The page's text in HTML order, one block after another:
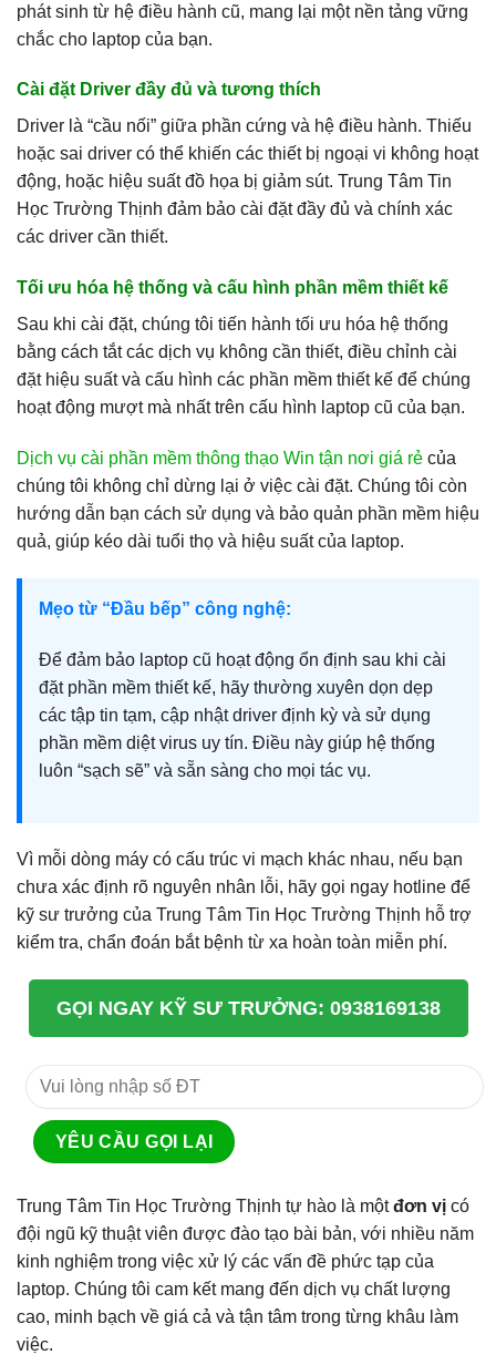
phát sinh từ hệ điều hành cũ, mang lại một nền tảng vững
chắc cho laptop của bạn.
Cài đặt Driver đầy đủ và tương thích
Driver là “cầu nối” giữa phần cứng và hệ điều hành. Thiếu
hoặc sai driver có thể khiến các thiết bị ngoại vi không hoạt
động, hoặc hiệu suất đồ họa bị giảm sút. Trung Tâm Tin
Học Trường Thịnh đảm bảo cài đặt đầy đủ và chính xác
các driver cần thiết.
Tối ưu hóa hệ thống và cấu hình phần mềm thiết kế
Sau khi cài đặt, chúng tôi tiến hành tối ưu hóa hệ thống
bằng cách tắt các dịch vụ không cần thiết, điều chỉnh cài
đặt hiệu suất và cấu hình các phần mềm thiết kế để chúng
hoạt động mượt mà nhất trên cấu hình laptop cũ của bạn.
Dịch vụ cài phần mềm thông thạo Win tận nơi giá rẻ của
chúng tôi không chỉ dừng lại ở việc cài đặt. Chúng tôi còn
hướng dẫn bạn cách sử dụng và bảo quản phần mềm hiệu
quả, giúp kéo dài tuổi thọ và hiệu suất của laptop.
Mẹo từ “Đầu bếp” công nghệ:
Để đảm bảo laptop cũ hoạt động ổn định sau khi cài
đặt phần mềm thiết kế, hãy thường xuyên dọn dẹp
các tập tin tạm, cập nhật driver định kỳ và sử dụng
phần mềm diệt virus uy tín. Điều này giúp hệ thống
luôn “sạch sẽ” và sẵn sàng cho mọi tác vụ.
Vì mỗi dòng máy có cấu trúc vi mạch khác nhau, nếu bạn
chưa xác định rõ nguyên nhân lỗi, hãy gọi ngay hotline để
kỹ sư trưởng của Trung Tâm Tin Học Trường Thịnh hỗ trợ
kiểm tra, chẩn đoán bắt bệnh từ xa hoàn toàn miễn phí.
GỌI NGAY KỸ SƯ TRƯỞNG: 0938169138
Trung Tâm Tin Học Trường Thịnh tự hào là mộtđơn vị có
đội ngũ kỹ thuật viên được đào tạo bài bản, với nhiều năm
kinh nghiệm trong việc xử lý các vấn đề phức tạp của
laptop. Chúng tôi cam kết mang đến dịch vụ chất lượng
cao, minh bạch về giá cả và tận tâm trong từng khâu làm
việc.